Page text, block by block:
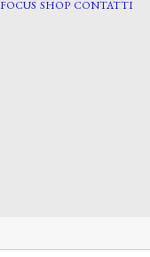
FOCUS SHOP CONTATTI